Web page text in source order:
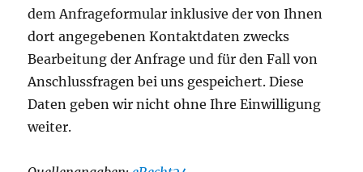
dem Anfrageformular inklusive der von Ihnen
dort angegebenen Kontaktdaten zwecks
Bearbeitung der Anfrage und für den Fall von
Anschlussfragen bei uns gespeichert. Diese
Daten geben wir nicht ohne Ihre Einwilligung
weiter.